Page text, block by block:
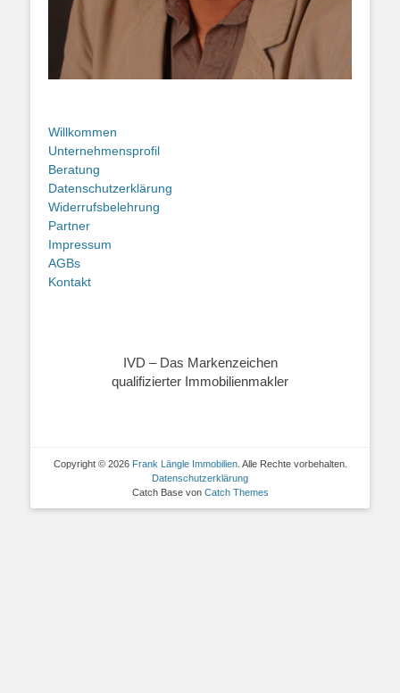
Willkommen
Unternehmensprofil
Beratung
Datenschutzerklärung
Widerrufsbelehrung
Partner
Impressum
AGBs
Kontakt
IVD – Das Markenzeichen
qualifizierter Immobilienmakler
Copyright © 2026 Frank Längle Immobilien. Alle Rechte vorbehalten.
Datenschutzerklärung
Catch Base von Catch Themes